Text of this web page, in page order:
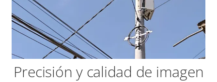
Precisión y calidad de imagen